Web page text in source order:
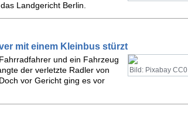
Landgericht Berlin.
mit einem Kleinbus stürzt
Bild: Pixabay CC0
und ein Fahrzeug
der verletzte Radler von
vor Gericht ging es vor